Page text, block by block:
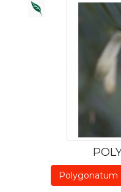
Polygonatum